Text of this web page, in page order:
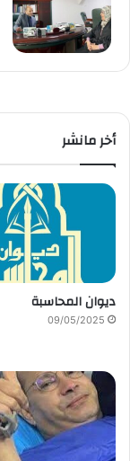
أخر مانشر
ديوان المحاسبة
09/05/2025